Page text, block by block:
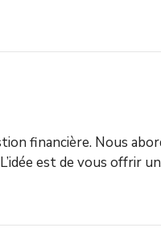
financière. Nous
est de vous offrir